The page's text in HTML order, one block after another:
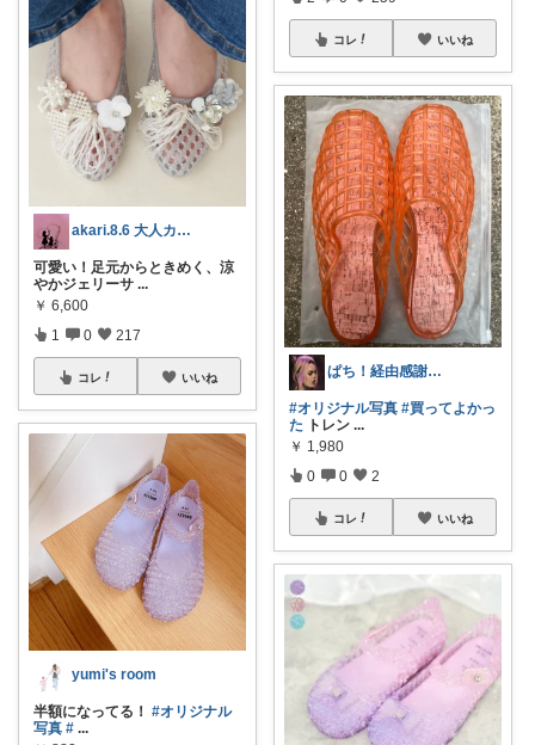
akari.8.6 大人カジュアル服
可愛い！足元からときめく、涼
やかジェリーサ ...
￥ 6,600
1 0 217
コレ いいね
yumi's room
半額になってる！ #オリジナル
写真 # ...
コレ いいね
ぱち！経由感謝📚🏳️‍🌈👚🕊️
#オリジナル写真 #買ってよかっ
た トレン ...
￥ 1,980
0 0 2
コレ いいね